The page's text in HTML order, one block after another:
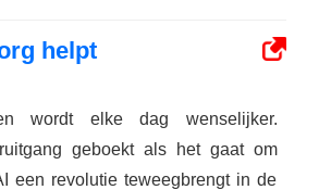
helpt
wordt elke dag wenselijker.
geboekt als het gaat om
een revolutie teweegbrengt in de